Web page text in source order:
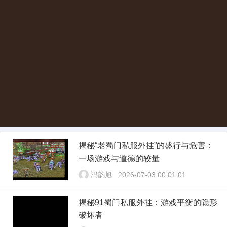
揭秘“老蜀门私服外挂”的盛行与危害：
一场游戏与道德的较量
冯韵旭 2026-07-03 00:01:01
揭秘91蜀门私服外挂：游戏平衡的隐形
破坏者